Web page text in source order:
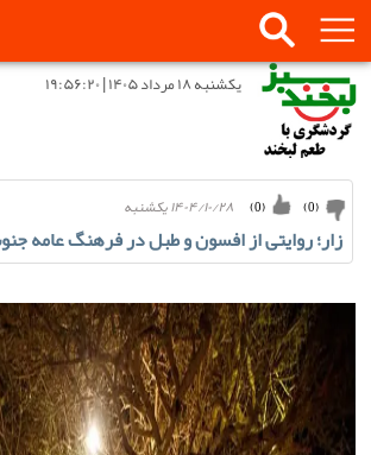
يكشنبه ۱۸ مرداد ۱۴۰۵ | ۱۹:۵۶:۲۰
۱۴۰۴/۱۰/۲۸ يكشنبه (
0
) (
0
)
زار؛ روایتی از افسون و طبل در فرهنگ عامه